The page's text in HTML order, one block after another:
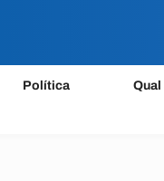
Política Qual